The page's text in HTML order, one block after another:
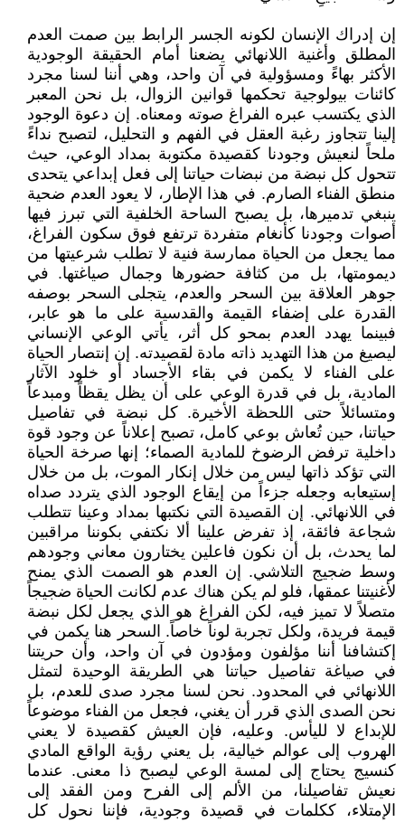
إن إدراك الإنسان لكونه الجسر الرابط بين صمت العدم
المطلق وأغنية اللانهائي يضعنا أمام الحقيقة الوجودية
الأكثر بهاءً ومسؤولية في آن واحد، وهي أننا لسنا مجرد
كائنات بيولوجية تحكمها قوانين الزوال، بل نحن المعبر
الذي يكتسب عبره الفراغ صوته ومعناه. إن دعوة الوجود
إلينا تتجاوز رغبة العقل في الفهم و التحليل، لتصبح نداءً
ملحاً لنعيش وجودنا كقصيدة مكتوبة بمداد الوعي، حيث
تتحول كل نبضة من نبضات حياتنا إلى فعل إبداعي يتحدى
منطق الفناء الصارم. في هذا الإطار، لا يعود العدم ضحية
ينبغي تدميرها، بل يصبح الساحة الخلفية التي تبرز فيها
أصوات وجودنا كأنغام متفردة ترتفع فوق سكون الفراغ،
مما يجعل من الحياة ممارسة فنية لا تطلب شرعيتها من
ديمومتها، بل من كثافة حضورها وجمال صياغتها. في
جوهر العلاقة بين السحر والعدم، يتجلى السحر بوصفه
القدرة على إضفاء القيمة والقدسية على ما هو عابر،
فبينما يهدد العدم بمحو كل أثر، يأتي الوعي الإنساني
ليصيغ من هذا التهديد ذاته مادة لقصيدته. إن إنتصار الحياة
على الفناء لا يكمن في بقاء الأجساد أو خلود الآثار
المادية، بل في قدرة الوعي على أن يظل يقظاً ومبدعاً
ومتسائلاً حتى اللحظة الأخيرة. كل نبضة في تفاصيل
حياتنا، حين تُعاش بوعي كامل، تصبح إعلاناً عن وجود قوة
داخلية ترفض الرضوخ للمادية الصماء؛ إنها صرخة الحياة
التي تؤكد ذاتها ليس من خلال إنكار الموت، بل من خلال
إستيعابه وجعله جزءاً من إيقاع الوجود الذي يتردد صداه
في اللانهائي. إن القصيدة التي نكتبها بمداد وعينا تتطلب
شجاعة فائقة، إذ تفرض علينا ألا نكتفي بكوننا مراقبين
لما يحدث، بل أن نكون فاعلين يختارون معاني وجودهم
وسط ضجيج التلاشي. إن العدم هو الصمت الذي يمنح
لأغنيتنا عمقها، فلو لم يكن هناك عدم لكانت الحياة ضجيجاً
متصلاً لا تميز فيه، لكن الفراغ هو الذي يجعل لكل نبضة
قيمة فريدة، ولكل تجربة لوناً خاصاً. السحر هنا يكمن في
إكتشافنا أننا مؤلفون ومؤدون في آن واحد، وأن حريتنا
في صياغة تفاصيل حياتنا هي الطريقة الوحيدة لتمثل
اللانهائي في المحدود. نحن لسنا مجرد صدى للعدم، بل
نحن الصدى الذي قرر أن يغني، فجعل من الفناء موضوعاً
للإبداع لا لليأس. وعليه، فإن العيش كقصيدة لا يعني
الهروب إلى عوالم خيالية، بل يعني رؤية الواقع المادي
كنسيج يحتاج إلى لمسة الوعي ليصبح ذا معنى. عندما
نعيش تفاصيلنا، من الألم إلى الفرح ومن الفقد إلى
الإمتلاء، ككلمات في قصيدة وجودية، فإننا نحول كل